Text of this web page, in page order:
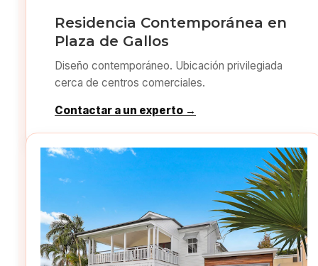
Residencia Contemporánea en
Plaza de Gallos
Diseño contemporáneo. Ubicación privilegiada
cerca de centros comerciales.
Contactar a un experto →